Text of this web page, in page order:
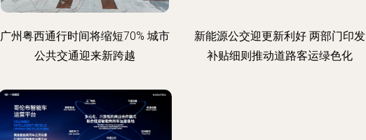
广州粤西通行时间将缩短70% 城市
公共交通迎来新跨越
新能源公交迎更新利好 两部门印发
补贴细则推动道路客运绿色化